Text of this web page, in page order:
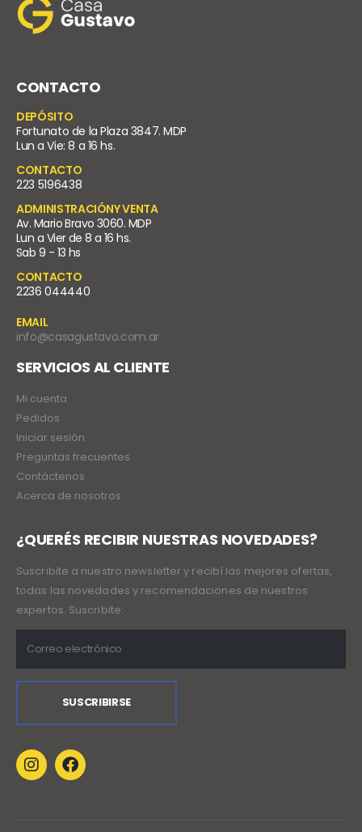
CONTACTO
DEPÓSITO
Fortunato de la Plaza 3847. MDP
Lun a Vie: 8 a 16 hs.
CONTACTO
223 5196438
ADMINISTRACIÓNY VENTA
Av. Mario Bravo 3060. MDP
Lun a Vier de 8 a 16 hs.
Sab 9 - 13 hs
CONTACTO
2236 044440
EMAIL
info@casagustavo.com.ar
SERVICIOS AL CLIENTE
Mi cuenta
Pedidos
Iniciar sesión
Preguntas frecuentes
Contáctenos
Acerca de nosotros
¿QUERÉS RECIBIR NUESTRAS NOVEDADES?
Suscribite a nuestro newsletter y recibí las mejores ofertas,
todas las novedades y recomendaciones de nuestros
expertos. Suscribite: